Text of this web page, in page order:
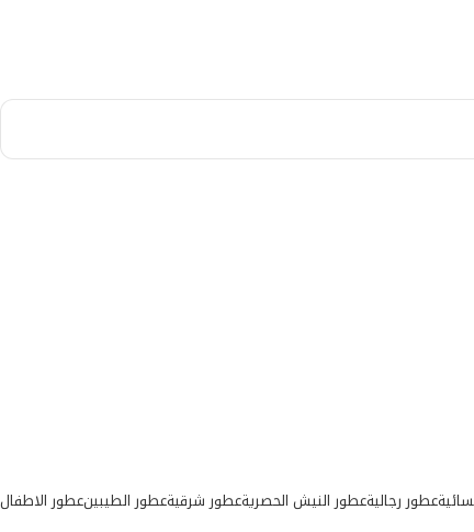
عطور رجاليةعطور النيش الحصريةعطور شرقيةعطور الطيبينعطور الاطفال